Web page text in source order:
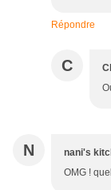
Répondre
C
N nani's
OMG !